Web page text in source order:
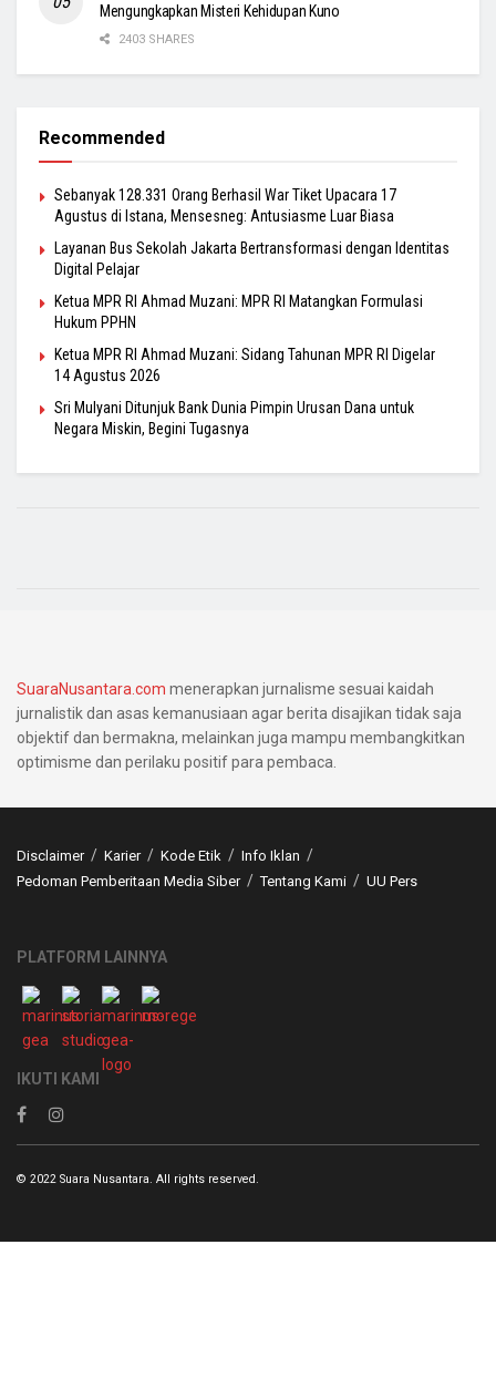
Mengungkapkan Misteri Kehidupan Kuno
2403 SHARES
Recommended
Sebanyak 128.331 Orang Berhasil War Tiket Upacara 17
Agustus di Istana, Mensesneg: Antusiasme Luar Biasa
Layanan Bus Sekolah Jakarta Bertransformasi dengan Identitas
Digital Pelajar
Ketua MPR RI Ahmad Muzani: MPR RI Matangkan Formulasi
Hukum PPHN
Ketua MPR RI Ahmad Muzani: Sidang Tahunan MPR RI Digelar
14 Agustus 2026
Sri Mulyani Ditunjuk Bank Dunia Pimpin Urusan Dana untuk
Negara Miskin, Begini Tugasnya
SuaraNusantara.com menerapkan jurnalisme sesuai kaidah
jurnalistik dan asas kemanusiaan agar berita disajikan tidak saja
objektif dan bermakna, melainkan juga mampu membangkitkan
optimisme dan perilaku positif para pembaca.
Disclaimer Karier Kode Etik
Info Iklan
Pedoman Pemberitaan Media Siber
Tentang Kami UU Pers
PLATFORM LAINNYA
IKUTI KAMI
© 2022 Suara Nusantara. All rights reserved.